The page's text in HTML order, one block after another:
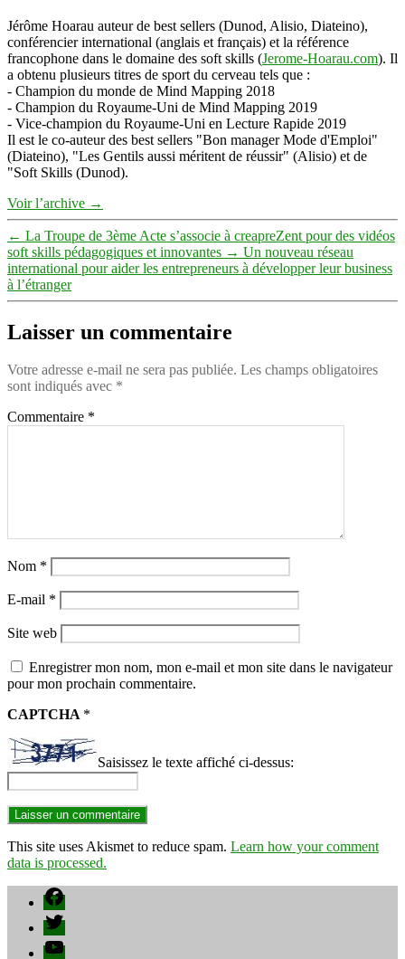
Jérôme Hoarau auteur de best sellers (Dunod, Alisio, Diateino),
conférencier international (anglais et français) et la référence
francophone dans le domaine des soft skills (Jerome-Hoarau.com). Il
a obtenu plusieurs titres de sport du cerveau tels que :
- Champion du monde de Mind Mapping 2018
- Champion du Royaume-Uni de Mind Mapping 2019
- Vice-champion du Royaume-Uni en Lecture Rapide 2019
Il est le co-auteur des best sellers "Bon manager Mode d'Emploi"
(Diateino), "Les Gentils aussi méritent de réussir" (Alisio) et de
"Soft Skills (Dunod).
Voir l’archive →
← La Troupe de 3ème Acte s’associe à creapreZent pour des vidéos
soft skills pédagogiques et innovantes → Un nouveau réseau
international pour aider les entrepreneurs à développer leur business
à l’étranger
Laisser un commentaire
Votre adresse e-mail ne sera pas publiée. Les champs obligatoires
sont indiqués avec *
Commentaire *
Nom *
E-mail *
Site web
Enregistrer mon nom, mon e-mail et mon site dans le navigateur
pour mon prochain commentaire.
CAPTCHA *
Saisissez le texte affiché ci-dessus:
This site uses Akismet to reduce spam. Learn how your comment
data is processed.
Facebook
Twitter
YouTube